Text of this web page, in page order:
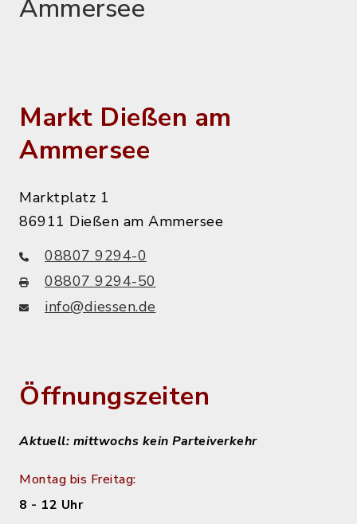
Ammersee
Markt Dießen am
Ammersee
Marktplatz 1
86911 Dießen am Ammersee
08807 9294-0
08807 9294-50
info@diessen.de
Öffnungszeiten
Aktuell: mittwochs kein Parteiverkehr
Montag bis Freitag:
8 - 12 Uhr